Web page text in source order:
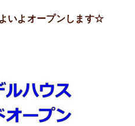
いよオープンします☆